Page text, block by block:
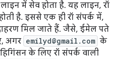
लाइन में सेव होता है. यह लाइन, रॉ
है. इससे एक ही रॉ संपर्क में,
मिल जाते हैं. जैसे, ईमेल पते
अगर emilyd@gmail.com के
के लिए रॉ संपर्क वाली